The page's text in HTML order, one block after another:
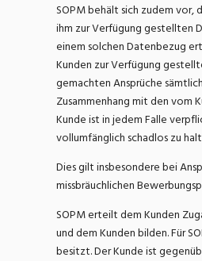
SOPM behält sich zudem vor,
ihm zur Verfügung gestellten
einem solchen Datenbezug
Kunden zur Verfügung
gemachten Ansprüche
Zusammenhang mit den
Kunde ist in jedem Falle
vollumfänglich schadlos zu
Dies gilt insbesondere bei
missbräuchlichen
SOPM erteilt dem Kunden
und dem Kunden bilden. Für
besitzt. Der Kunde ist